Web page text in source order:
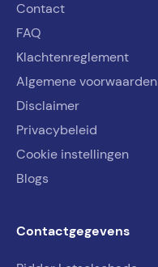
Contact
FAQ
Klachtenreglement
Algemene voorwaarden
Disclaimer
Privacybeleid
Cookie instellingen
Blogs
Contactgegevens